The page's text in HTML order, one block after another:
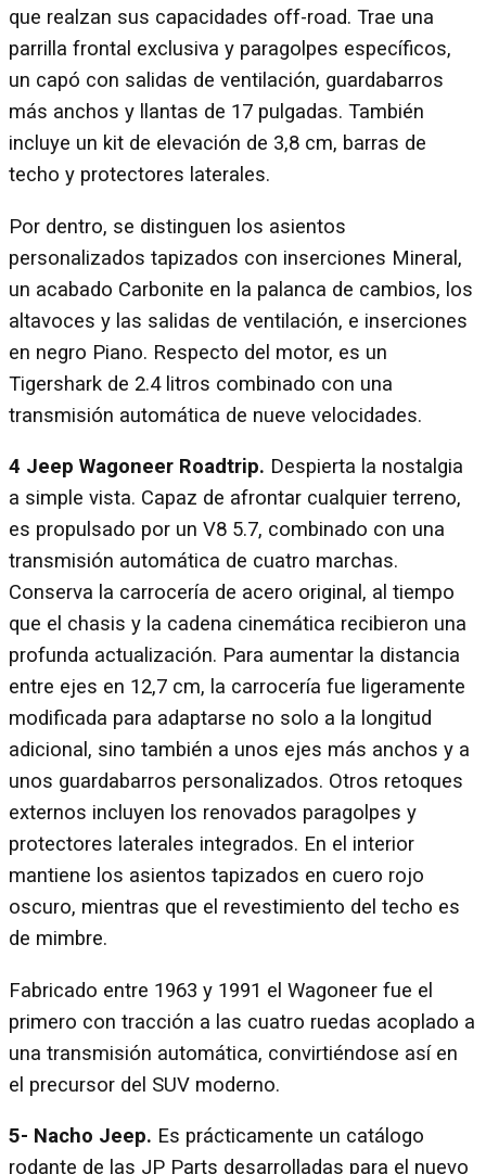
que realzan sus capacidades off-road. Trae una
parrilla frontal exclusiva y paragolpes específicos,
un capó con salidas de ventilación, guardabarros
más anchos y llantas de 17 pulgadas. También
incluye un kit de elevación de 3,8 cm, barras de
techo y protectores laterales.
Por dentro, se distinguen los asientos
personalizados tapizados con inserciones Mineral,
un acabado Carbonite en la palanca de cambios, los
altavoces y las salidas de ventilación, e inserciones
en negro Piano. Respecto del motor, es un
Tigershark de 2.4 litros combinado con una
transmisión automática de nueve velocidades.
4 Jeep Wagoneer Roadtrip. Despierta la nostalgia
a simple vista. Capaz de afrontar cualquier terreno,
es propulsado por un V8 5.7, combinado con una
transmisión automática de cuatro marchas.
Conserva la carrocería de acero original, al tiempo
que el chasis y la cadena cinemática recibieron una
profunda actualización. Para aumentar la distancia
entre ejes en 12,7 cm, la carrocería fue ligeramente
modificada para adaptarse no solo a la longitud
adicional, sino también a unos ejes más anchos y a
unos guardabarros personalizados. Otros retoques
externos incluyen los renovados paragolpes y
protectores laterales integrados. En el interior
mantiene los asientos tapizados en cuero rojo
oscuro, mientras que el revestimiento del techo es
de mimbre.
Fabricado entre 1963 y 1991 el Wagoneer fue el
primero con tracción a las cuatro ruedas acoplado a
una transmisión automática, convirtiéndose así en
el precursor del SUV moderno.
5- Nacho Jeep. Es prácticamente un catálogo
rodante de las JP Parts desarrolladas para el nuevo